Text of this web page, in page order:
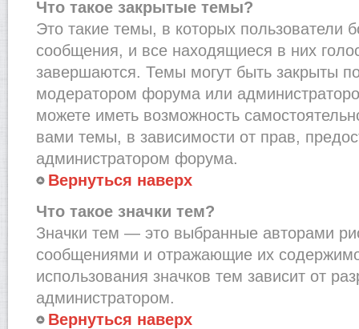
Что такое закрытые темы?
Это такие темы, в которых пользователи
сообщения, и все находящиеся в них
завершаются. Темы могут быть закрыты
модератором форума или
можете иметь возможность
вами темы, в зависимости от прав,
администратором форума.
Вернуться наверх
Что такое значки тем?
Значки тем — это выбранные авторами
сообщениями и отражающие их
использования значков тем зависит от
администратором.
Вернуться наверх